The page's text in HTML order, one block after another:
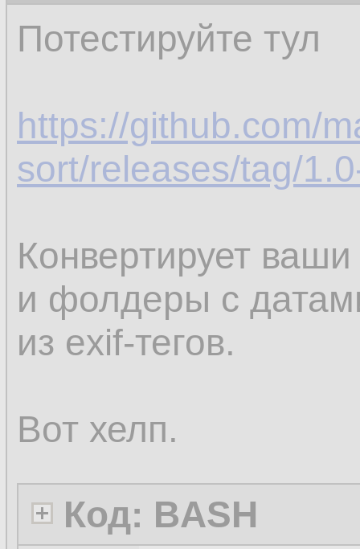
Потестируйте тул
https://github.com/
sort/releases/tag/
Конвертирует
и фолдеры с
из exif-тегов.
Вот хелп.
Код: BASH